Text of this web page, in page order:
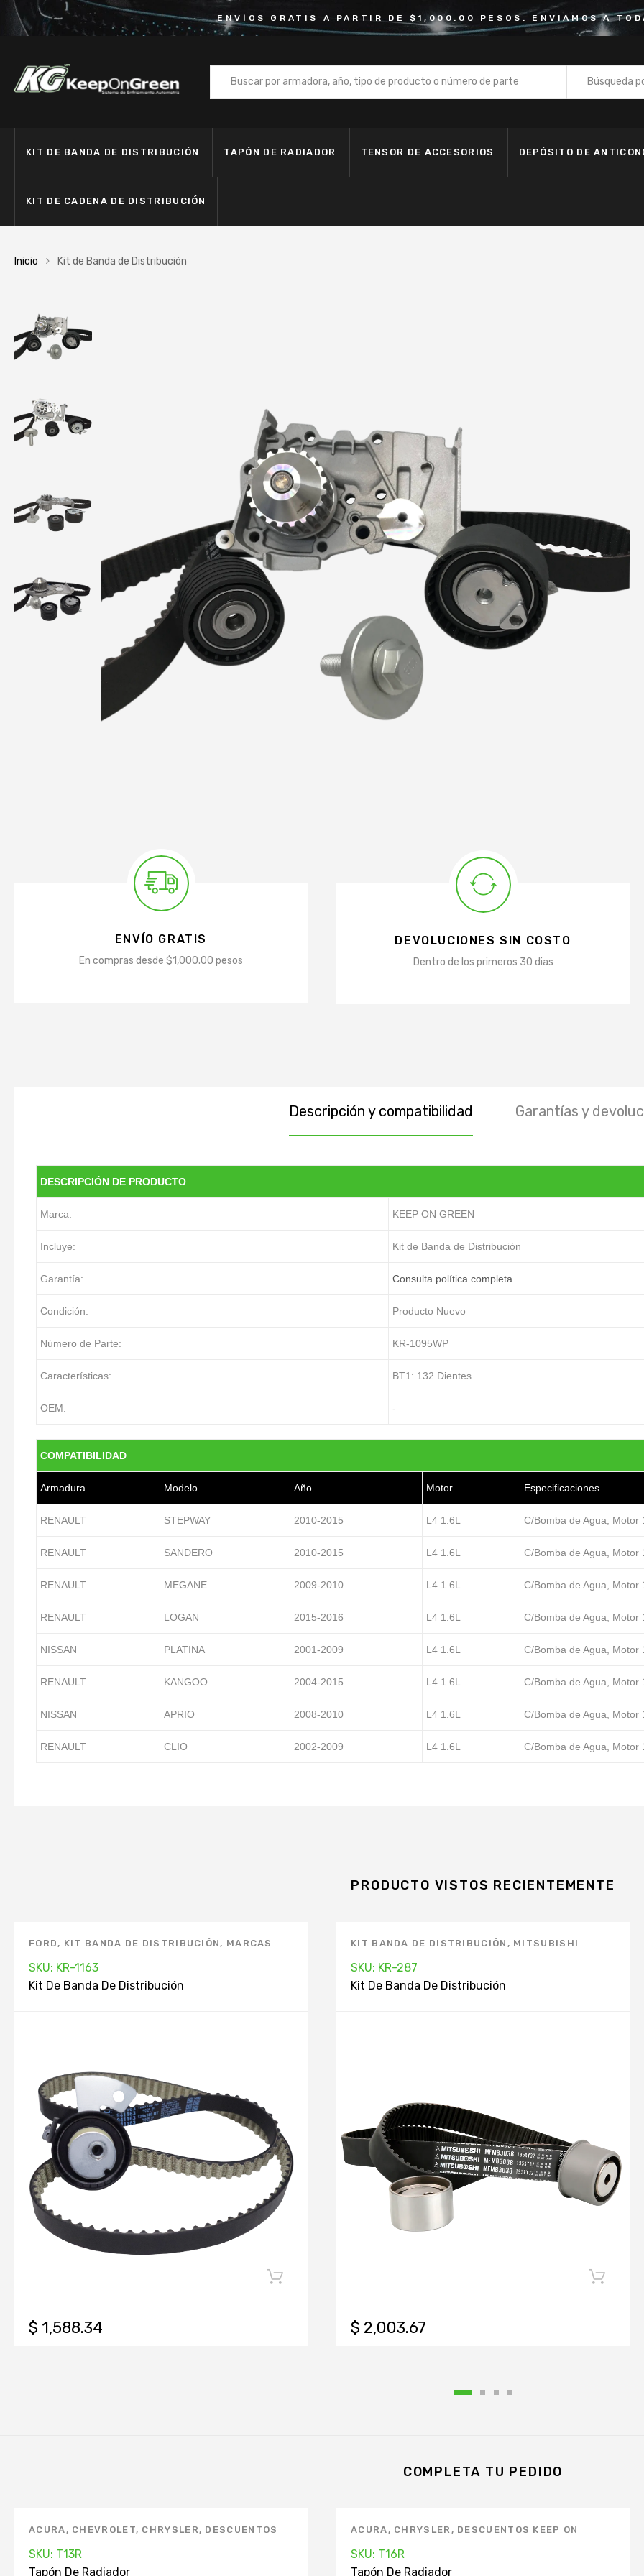
ENVÍOS GRATIS A PARTIR DE $1,000.00 PESOS. ENVIAMOS A
Búsqueda
Depósito
Polea de
Tapón
Tensor
Tensor
Toma de
Tubo de
KIT DE BANDA DE DISTRIBUCIÓN TAPÓN DE RADIADOR TENSOR DE ACCESORIOS DEPÓSITO DE
KIT DE CADENA DE DISTRIBUCIÓN
Inicio Kit de Banda de Distribución
ENVÍO GRATIS
En compras desde $1,000.00 pesos
DEVOLUCIONES SIN COSTO
Dentro de los primeros 30 dias
Descripción y compatibilidad Garantías y
DESCRIPCIÓN DE PRODUCTO
Marca: KEEP ON GREEN
Incluye: Kit de Banda de Distribución
Garantía: Consulta política completa
Condición: Producto Nuevo
Número de Parte: KR-1095WP
Características: BT1: 132 Dientes
OEM: -
COMPATIBILIDAD
Armadura Modelo Año Motor Especificaciones
RENAULT STEPWAY 2010-2015 L4 1.6L C/Bomba de Agua, Motor
RENAULT SANDERO 2010-2015 L4 1.6L C/Bomba de Agua, Motor
RENAULT MEGANE 2009-2010 L4 1.6L C/Bomba de Agua, Motor
RENAULT LOGAN 2015-2016 L4 1.6L C/Bomba de Agua, Motor
NISSAN PLATINA 2001-2009 L4 1.6L C/Bomba de Agua, Motor
RENAULT KANGOO 2004-2015 L4 1.6L C/Bomba de Agua, Motor
NISSAN APRIO 2008-2010 L4 1.6L C/Bomba de Agua, Motor
RENAULT CLIO 2002-2009 L4 1.6L C/Bomba de Agua, Motor
PRODUCTO VISTOS RECIENTEMENTE
FORD, KIT BANDA DE DISTRIBUCIÓN, MARCAS
SKU: KR-1163
Kit De Banda De Distribución
$ 1,588.34
KIT BANDA DE DISTRIBUCIÓN , MITSUBISHI
SKU: KR-287
Kit De Banda De Distribución
$ 2,003.67
COMPLETA TU PEDIDO
ACURA, CHEVROLET, CHRYSLER, DESCUENTOS
KEEP ON GREEN
SKU: T13R
Tapón De Radiador
ACURA, CHRYSLER , DESCUENTOS KEEP ON
GREEN , DODGE
SKU: T16R
Tapón De Radiador